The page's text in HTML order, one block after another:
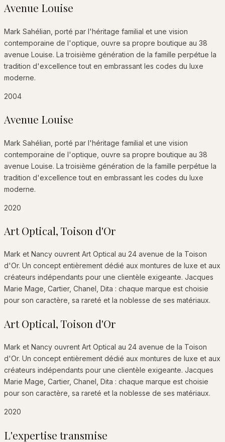
Avenue Louise
Mark Sahélian, porté par l'héritage familial et une vision
contemporaine de l'optique, ouvre sa propre boutique au 38
avenue Louise. La troisième génération de la famille perpétue la
tradition d'excellence tout en embrassant les codes du luxe
moderne.
2004
Avenue Louise
Mark Sahélian, porté par l'héritage familial et une vision
contemporaine de l'optique, ouvre sa propre boutique au 38
avenue Louise. La troisième génération de la famille perpétue la
tradition d'excellence tout en embrassant les codes du luxe
moderne.
2020
Art Optical, Toison d'Or
Mark et Nancy ouvrent Art Optical au 24 avenue de la Toison
d'Or. Un concept entièrement dédié aux montures de luxe et aux
créateurs indépendants pour une clientèle exigeante. Jacques
Marie Mage, Cartier, Chanel, Dita : chaque marque est choisie
pour son caractère, sa rareté et la noblesse de ses matériaux.
Art Optical, Toison d'Or
Mark et Nancy ouvrent Art Optical au 24 avenue de la Toison
d'Or. Un concept entièrement dédié aux montures de luxe et aux
créateurs indépendants pour une clientèle exigeante. Jacques
Marie Mage, Cartier, Chanel, Dita : chaque marque est choisie
pour son caractère, sa rareté et la noblesse de ses matériaux.
2020
L'expertise transmise